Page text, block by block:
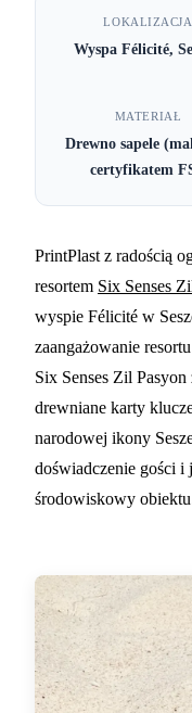
Six
kart
3 MIN CZYTANIA
LOKALIZACJA
Wyspa Félicité,
MATERIAŁ
Drewno sapele
certyfikatem
PrintPlast z radością
resortem Six Senses
wyspie Félicité w
zaangażowanie
Six Senses Zil
drewniane karty
narodowej ikony
doświadczenie gości i
środowiskowy